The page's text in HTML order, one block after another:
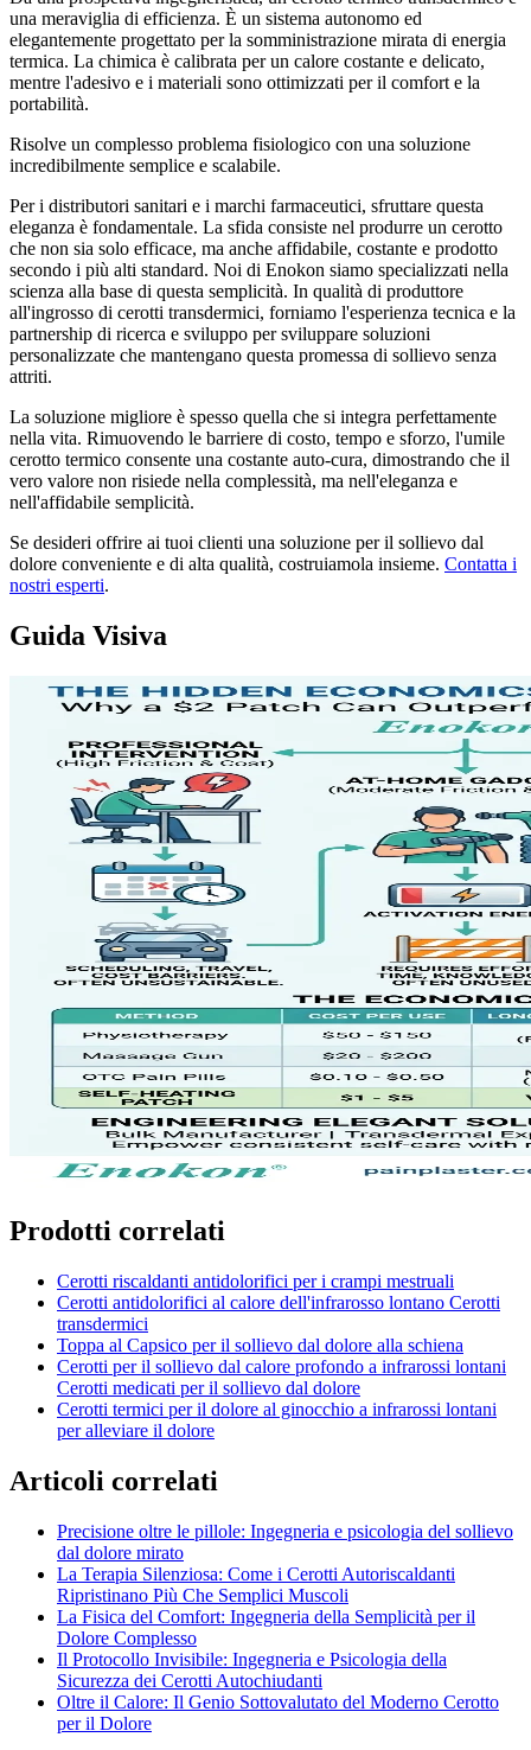
una meraviglia di efficienza. È un sistema autonomo ed
elegantemente progettato per la somministrazione mirata di energia
termica. La chimica è calibrata per un calore costante e delicato,
mentre l'adesivo e i materiali sono ottimizzati per il comfort e la
portabilità.
Risolve un complesso problema fisiologico con una soluzione
incredibilmente semplice e scalabile.
Per i distributori sanitari e i marchi farmaceutici, sfruttare questa
eleganza è fondamentale. La sfida consiste nel produrre un cerotto
che non sia solo efficace, ma anche affidabile, costante e prodotto
secondo i più alti standard. Noi di Enokon siamo specializzati nella
scienza alla base di questa semplicità. In qualità di produttore
all'ingrosso di cerotti transdermici, forniamo l'esperienza tecnica e la
partnership di ricerca e sviluppo per sviluppare soluzioni
personalizzate che mantengano questa promessa di sollievo senza
attriti.
La soluzione migliore è spesso quella che si integra perfettamente
nella vita. Rimuovendo le barriere di costo, tempo e sforzo, l'umile
cerotto termico consente una costante auto-cura, dimostrando che il
vero valore non risiede nella complessità, ma nell'eleganza e
nell'affidabile semplicità.
Se desideri offrire ai tuoi clienti una soluzione per il sollievo dal
dolore conveniente e di alta qualità, costruiamola insieme. Contatta i
nostri esperti.
Guida Visiva
Prodotti correlati
Cerotti riscaldanti antidolorifici per i crampi mestruali
Cerotti antidolorifici al calore dell'infrarosso lontano Cerotti
transdermici
Toppa al Capsico per il sollievo dal dolore alla schiena
Cerotti per il sollievo dal calore profondo a infrarossi lontani
Cerotti medicati per il sollievo dal dolore
Cerotti termici per il dolore al ginocchio a infrarossi lontani
per alleviare il dolore
Articoli correlati
Precisione oltre le pillole: Ingegneria e psicologia del sollievo
dal dolore mirato
La Terapia Silenziosa: Come i Cerotti Autoriscaldanti
Ripristinano Più Che Semplici Muscoli
La Fisica del Comfort: Ingegneria della Semplicità per il
Dolore Complesso
Il Protocollo Invisibile: Ingegneria e Psicologia della
Sicurezza dei Cerotti Autochiudanti
Oltre il Calore: Il Genio Sottovalutato del Moderno Cerotto
per il Dolore